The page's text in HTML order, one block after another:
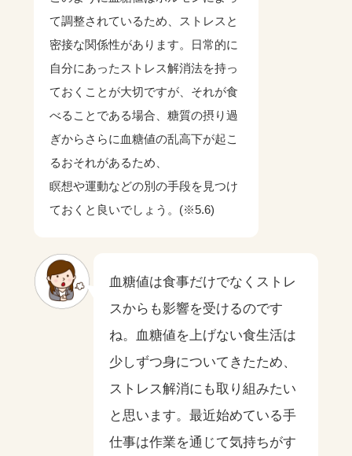
て調整されているため、ストレスと
密接な関係性があります。日常的に
自分にあったストレス解消法を持っ
ておくことが大切ですが、それが食
べることである場合、糖質の摂り過
ぎからさらに血糖値の乱高下が起こ
るおそれがあるため、
瞑想や運動などの別の手段を見つけ
ておくと良いでしょう。(※5.6)
血糖値は食事だけでなくストレ
スからも影響を受けるのです
ね。血糖値を上げない食生活は
少しずつ身についてきたため、
ストレス解消にも取り組みたい
と思います。最近始めている手
仕事は作業を通じて気持ちがす